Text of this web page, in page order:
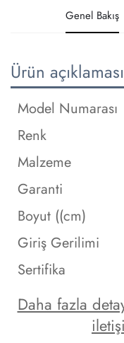
Genel Bakış
Ürün açıklaması
Model Numarası
Renk
Malzeme
Garanti
Boyut ((cm)
Giriş Gerilimi
Sertifika
Daha fazla